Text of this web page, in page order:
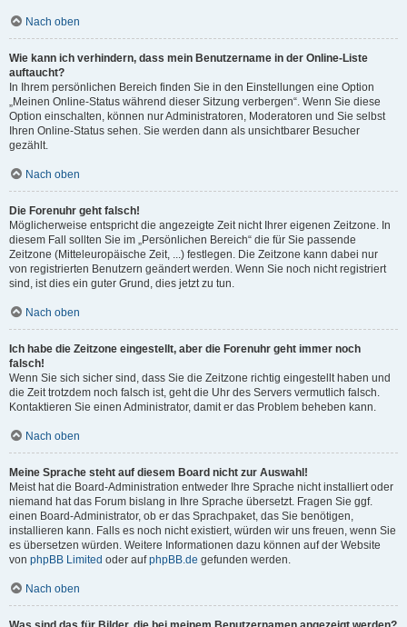
Nach oben
Wie kann ich verhindern, dass mein Benutzername in der Online-Liste
auftaucht?
In Ihrem persönlichen Bereich finden Sie in den Einstellungen eine Option
„Meinen Online-Status während dieser Sitzung verbergen“. Wenn Sie diese
Option einschalten, können nur Administratoren, Moderatoren und Sie selbst
Ihren Online-Status sehen. Sie werden dann als unsichtbarer Besucher
gezählt.
Nach oben
Die Forenuhr geht falsch!
Möglicherweise entspricht die angezeigte Zeit nicht Ihrer eigenen Zeitzone. In
diesem Fall sollten Sie im „Persönlichen Bereich“ die für Sie passende
Zeitzone (Mitteleuropäische Zeit, ...) festlegen. Die Zeitzone kann dabei nur
von registrierten Benutzern geändert werden. Wenn Sie noch nicht registriert
sind, ist dies ein guter Grund, dies jetzt zu tun.
Nach oben
Ich habe die Zeitzone eingestellt, aber die Forenuhr geht immer noch
falsch!
Wenn Sie sich sicher sind, dass Sie die Zeitzone richtig eingestellt haben und
die Zeit trotzdem noch falsch ist, geht die Uhr des Servers vermutlich falsch.
Kontaktieren Sie einen Administrator, damit er das Problem beheben kann.
Nach oben
Meine Sprache steht auf diesem Board nicht zur Auswahl!
Meist hat die Board-Administration entweder Ihre Sprache nicht installiert oder
niemand hat das Forum bislang in Ihre Sprache übersetzt. Fragen Sie ggf.
einen Board-Administrator, ob er das Sprachpaket, das Sie benötigen,
installieren kann. Falls es noch nicht existiert, würden wir uns freuen, wenn Sie
es übersetzen würden. Weitere Informationen dazu können auf der Website
von phpBB Limited oder aufphpBB.de gefunden werden.
Nach oben